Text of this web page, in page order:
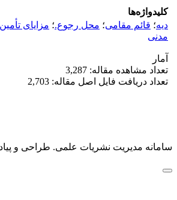
کلیدواژه‌ها
دیه؛ قائم مقامی؛ محل رجوع.؛ مزایای
مدنی
آمار
تعداد مشاهده مقاله: 3,287
تعداد دریافت فایل اصل مقاله: 2,703
سامانه مدیریت نشریات علمی. طراحی و